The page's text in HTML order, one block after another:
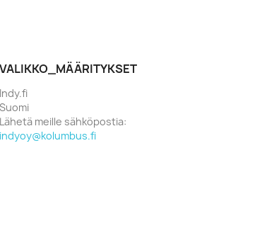
VALIKKO_MÄÄRITYKSET
Indy.fi
Suomi
Lähetä meille sähköpostia:
indyoy@kolumbus.fi